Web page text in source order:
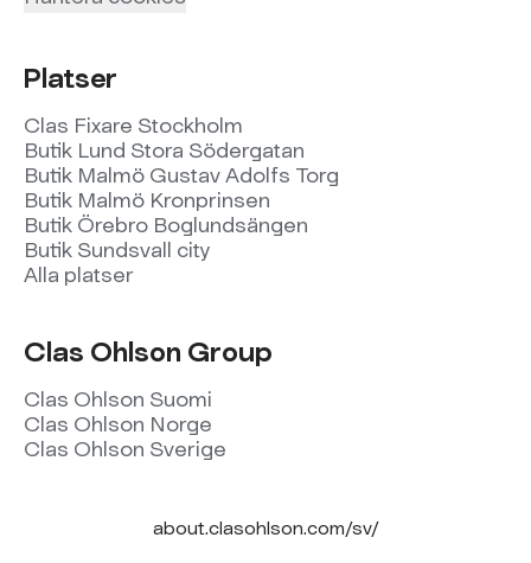
Platser
Clas Fixare Stockholm
Butik Lund Stora Södergatan
Butik Malmö Gustav Adolfs Torg
Butik Malmö Kronprinsen
Butik Örebro Boglundsängen
Butik Sundsvall city
Alla platser
Clas Ohlson Group
Clas Ohlson Suomi
Clas Ohlson Norge
Clas Ohlson Sverige
about.clasohlson.com/sv/